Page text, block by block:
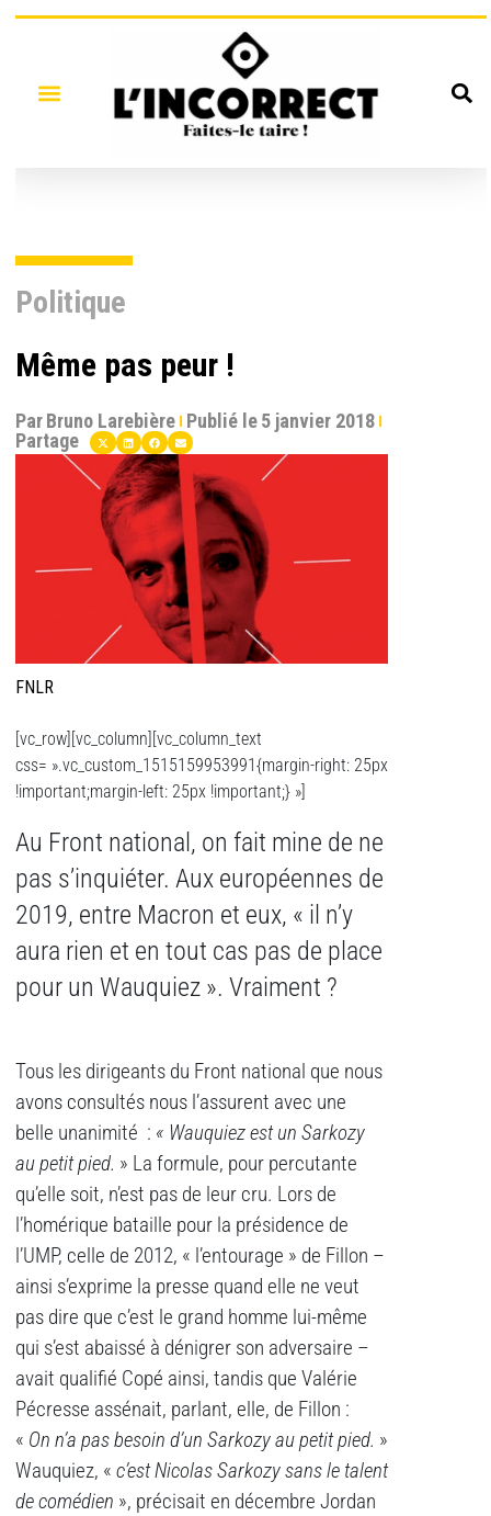
Politique
Même pas peur !
ParBruno Larebière Publié le5 janvier 2018
Partage
FNLR
[vc_row][vc_column][vc_column_text
css= ».vc_custom_1515159953991{margin-right: 25px
!important;margin-left: 25px !important;} »]
Au Front national, on fait mine de ne
pas s’inquiéter. Aux européennes de
2019, entre Macron et eux, « il n’y
aura rien et en tout cas pas de place
pour un Wauquiez ». Vraiment ?
Tous les dirigeants du Front national que nous
avons consultés nous l’assurent avec une
belle unanimité : « Wauquiez est un Sarkozy
au petit pied. » La formule, pour percutante
qu’elle soit, n’est pas de leur cru. Lors de
l’homérique bataille pour la présidence de
l’UMP, celle de 2012, « l’entourage » de Fillon –
ainsi s’exprime la presse quand elle ne veut
pas dire que c’est le grand homme lui-même
qui s’est abaissé à dénigrer son adversaire –
avait qualifié Copé ainsi, tandis que Valérie
Pécresse assénait, parlant, elle, de Fillon :
« On n’a pas besoin d’un Sarkozy au petit pied. »
Wauquiez, « c’est Nicolas Sarkozy sans le talent
de comédien », précisait en décembre Jordan